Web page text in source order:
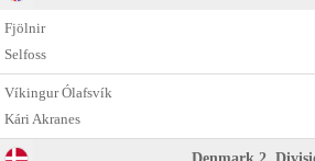
Fjölnir
Selfoss
Víkingur Ólafsvík
Kári Akranes